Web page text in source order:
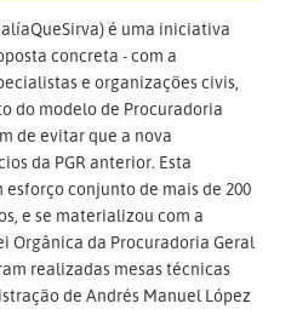
é uma iniciativa
concreta - com a
e organizações civis,
do modelo de Procuradoria
de evitar que a nova
da PGR anterior. Esta
conjunto de mais de 200
e se materializou com a
Orgânica da Procuradoria Geral
realizadas mesas técnicas
de Andrés Manuel López